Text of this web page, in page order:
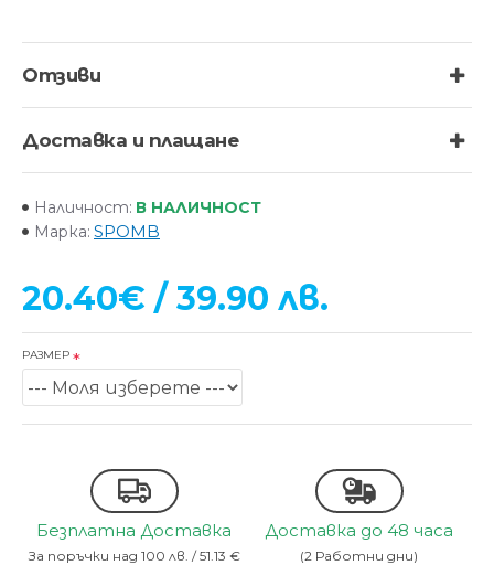
Отзиви
Доставка и плащане
Наличност: В НАЛИЧНОСТ
Марка: SPOMB
20.40€ / 39.90 лв.
РАЗМЕР
Безплатна Доставка
За поръчки над 100 лв. / 51.13 €
Доставка до 48 часа
(2 Работни дни)